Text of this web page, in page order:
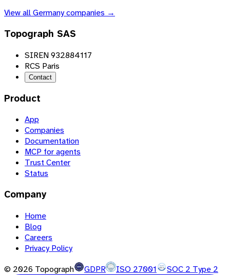
View allGermanycompanies →
Topograph SAS
SIREN 932884117
RCS Paris
Contact
Product
App
Companies
Documentation
MCP for agents
Trust Center
Status
Company
Home
Blog
Careers
Privacy Policy
© 2026 Topograph GDPR ISO 27001 SOC 2 Type 2